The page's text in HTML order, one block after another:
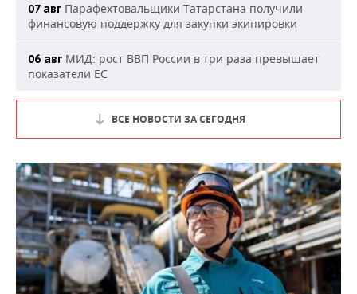
07 авг Парафехтовальщики Татарстана получили
финансовую поддержку для закупки экипировки
06 авг МИД: рост ВВП России в три раза превышает
показатели ЕС
ВСЕ НОВОСТИ ЗА СЕГОДНЯ